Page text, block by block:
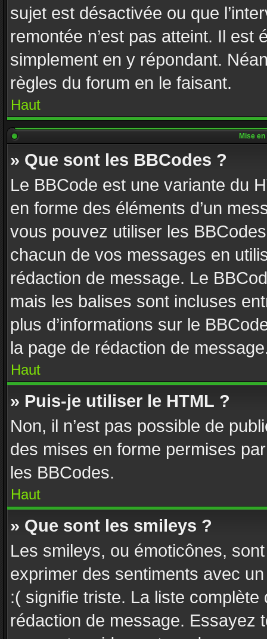
sujet est désactivée ou que
remontée n’est pas atteint. Il
simplement en y répondant.
règles du forum en le faisant.
Haut
Mise
» Que sont les BBCodes ?
Le BBCode est une variante du
en forme des éléments d’un
vous pouvez utiliser les
chacun de vos messages en
rédaction de message. Le
mais les balises sont incluses
plus d’informations sur le
la page de rédaction de
Haut
» Puis-je utiliser le HTML ?
Non, il n’est pas possible de
des mises en forme permises
les BBCodes.
Haut
» Que sont les smileys ?
Les smileys, ou émoticônes,
exprimer des sentiments avec
:( signifie triste. La liste
rédaction de message. Essayez